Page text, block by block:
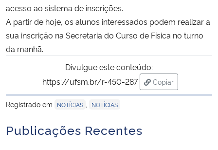
Ministério da Ciência, Tecnologia, Inovações e Comunicações
Ministério do Meio Ambiente
Ministério do Desenvolvimento Regional
Ministério da Mulher, da Família e dos Direitos Humanos
acesso ao sistema de inscrições.
A partir de hoje, os alunos interessados podem realizar a
sua inscrição na Secretaria do Curso de Física no turno
da manhã.
Divulgue este conteúdo:
https://ufsm.br/r-450-287
Copiar
para área de
Registrado em
NOTÍCIAS NOTÍCIAS
Publicações Recentes